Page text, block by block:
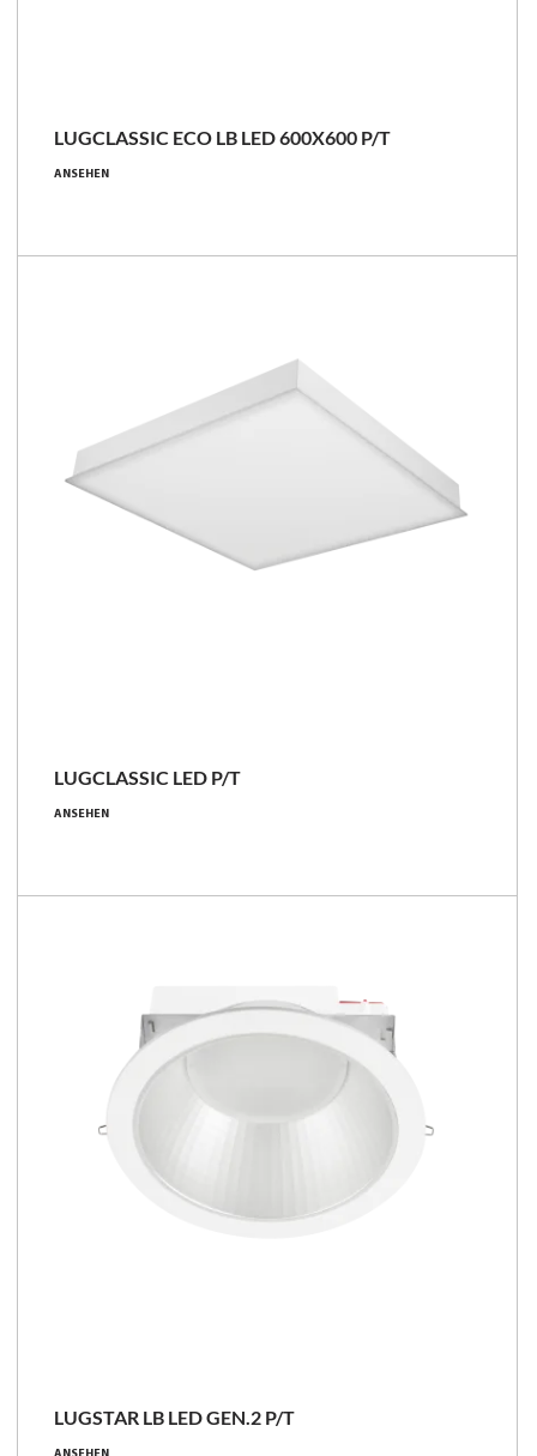
LUGCLASSIC ECO LB LED 600X600 P/T
ANSEHEN
LUGCLASSIC LED P/T
ANSEHEN
LUGSTAR LB LED GEN.2 P/T